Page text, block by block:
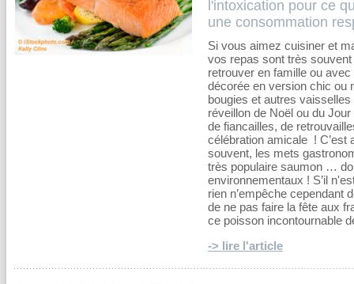
l'intoxication pour ce
une consommation
Si vous aimez cuisiner et
vos repas sont très
retrouver en famille ou
décorée en version chic ou
bougies et autres vaisselles
réveillon de Noël ou du Jour
de fiancailles, de
célébration amicale ! C’est
souvent, les mets
très populaire saumon …
environnementaux ! S’il
rien n’empêche cependant
de ne pas faire la fête aux
ce poisson incontournable
-> lire l'article